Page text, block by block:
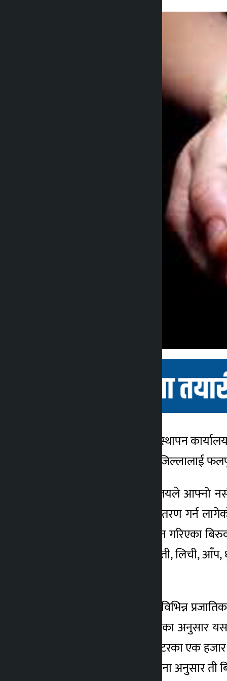
डोटी । भू तथा जलाधार व्यवस्थापन
थालेको छ । ती कार्यालयले जिल्लालाई
जलाधार व्यवस्थापन कार्यालयले आफ्नो
हजार बहुउपयोगी विरुवा वितरण गर्न
कार्यालयको नर्सरीमा उत्पादन गरिएका
सुरु गरिएका बिरुवामा कागती, लिची,
यसैगरी वन कार्यालयले पनि विभिन्न
जोशीले जानकारी दिए । उनका अनुसार
अम्वाका दुई हजार र रुख कटरका एक
विरुवा वितरण गर्ने कार्ययोजना अनुसार